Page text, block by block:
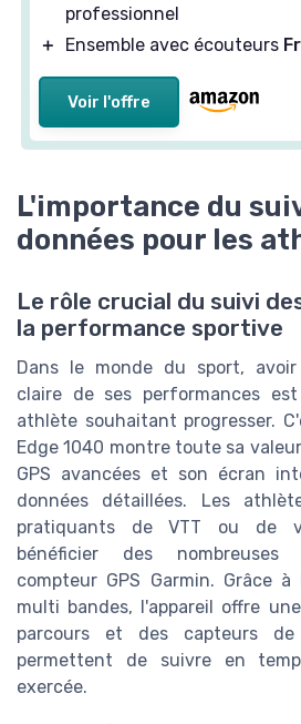
professionnel
＋
Ensemble avec écouteurs
Voir l'offre
L'importance du
données pour les
Le rôle crucial du suivi
la performance sportive
Dans le monde du sport, avoir
claire de ses performances
athlète souhaitant progresser.
Edge 1040 montre toute sa
GPS avancées et son écran
données détaillées. Les
pratiquants de VTT ou de
bénéficier des
compteur GPS Garmin. Grâce à
multi bandes, l'appareil offre
parcours et des capteurs de
permettent de suivre en
exercée.
Voir l'offre
GARMIN
Edge 1040 GPS pour vélo
＋ Précision
ponctuelle
＋ Batterie